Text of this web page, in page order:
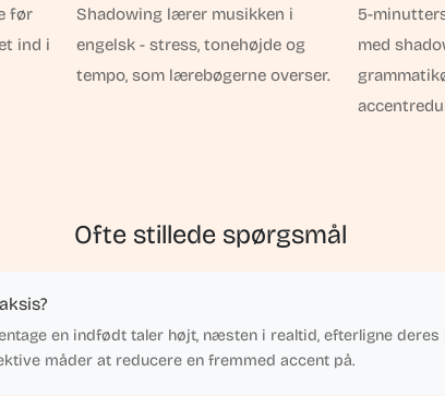
før
ind i
Shadowing lærer musikken i
engelsk - stress, tonehøjde og
tempo, som lærebøgerne overser.
5-
med
Ofte stillede spørgsmål
en indfødt taler højt, næsten i realtid, efterligne
måder at reducere en fremmed accent på.